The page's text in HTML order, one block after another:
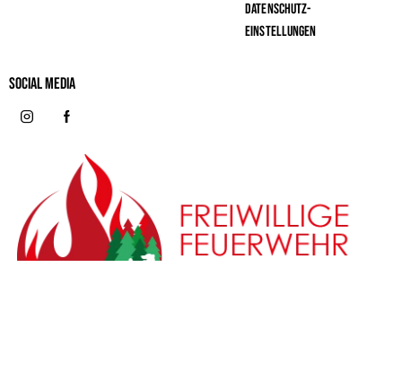
Datenschutz-
Einstellungen
Social MeDIA